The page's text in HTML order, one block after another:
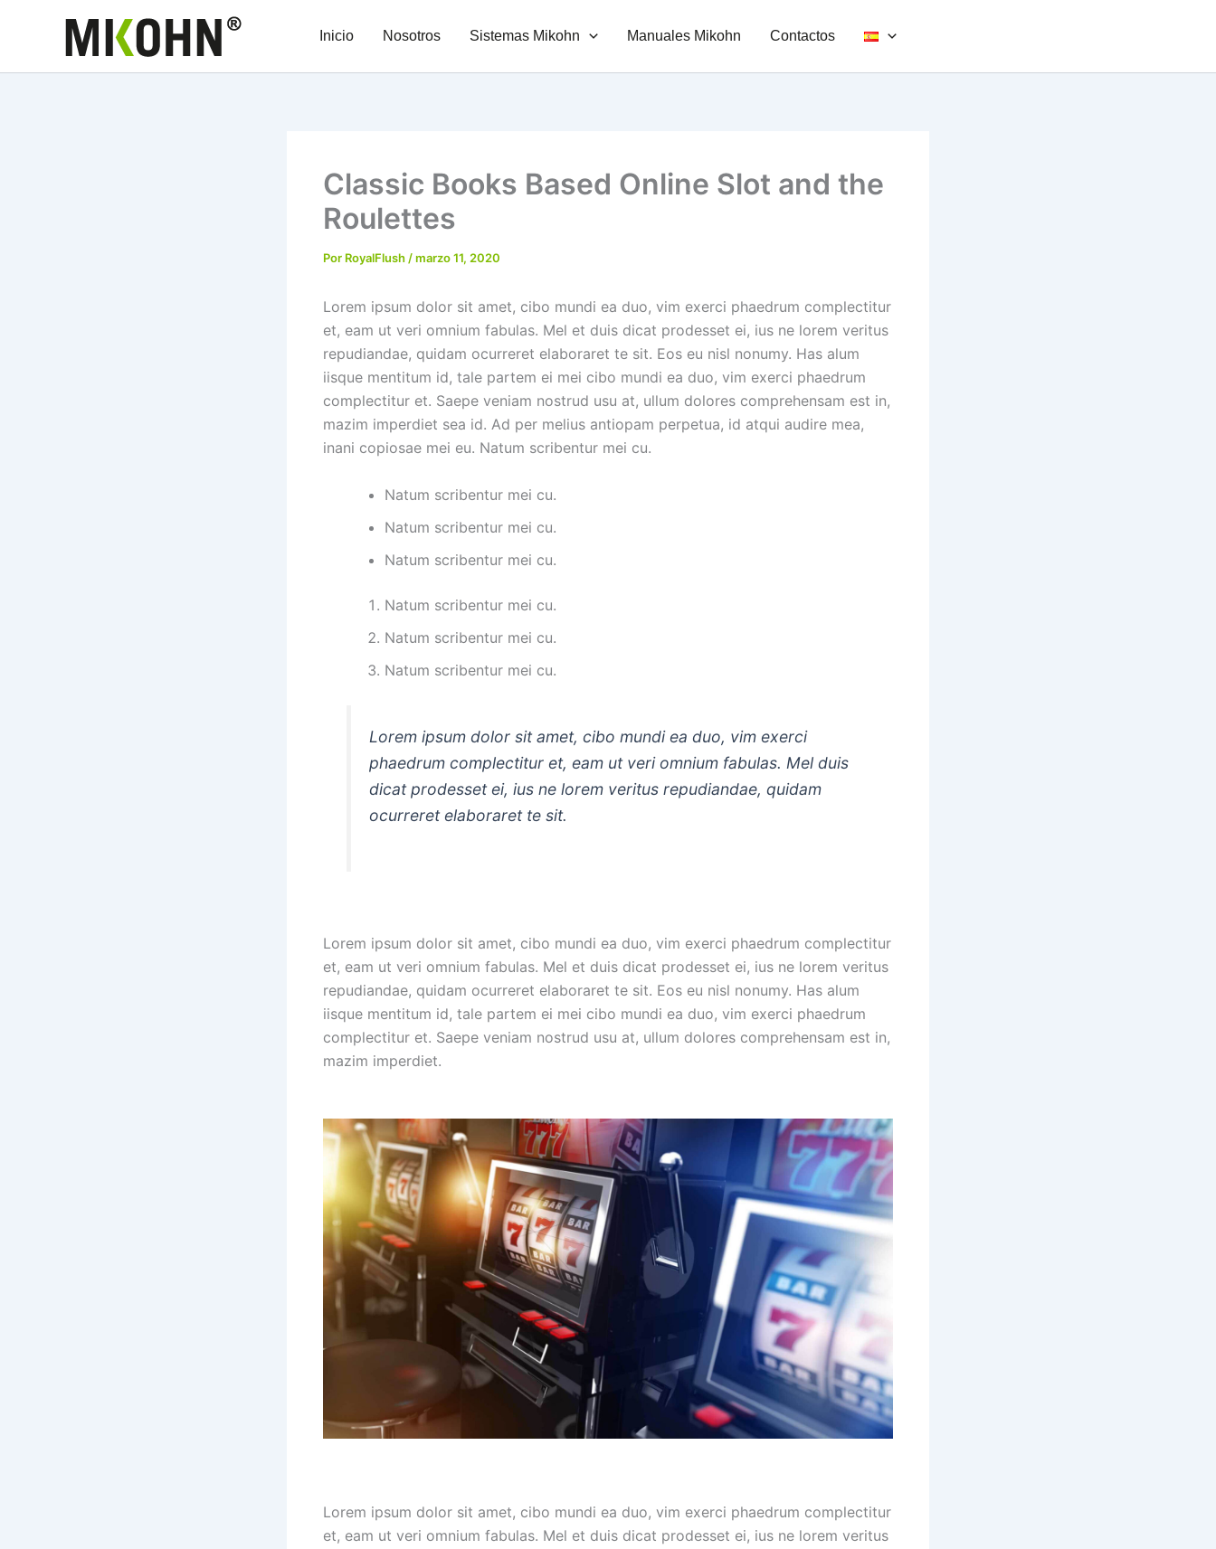
contenido
Inicio Nosotros Sistemas Mikohn Manuales Mikohn Contactos
Classic Books Based Online Slot and the
Roulettes
Por RoyalFlush /marzo 11, 2020
Lorem ipsum dolor sit amet, cibo mundi ea duo, vim exerci phaedrum complectitur
et, eam ut veri omnium fabulas. Mel et duis dicat prodesset ei, ius ne lorem veritus
repudiandae, quidam ocurreret elaboraret te sit. Eos eu nisl nonumy. Has alum
iisque mentitum id, tale partem ei mei cibo mundi ea duo, vim exerci phaedrum
complectitur et. Saepe veniam nostrud usu at, ullum dolores comprehensam est in,
mazim imperdiet sea id. Ad per melius antiopam perpetua, id atqui audire mea,
inani copiosae mei eu. Natum scribentur mei cu.
Natum scribentur mei cu.
Natum scribentur mei cu.
Natum scribentur mei cu.
Natum scribentur mei cu.
Natum scribentur mei cu.
Natum scribentur mei cu.
Lorem ipsum dolor sit amet, cibo mundi ea duo, vim exerci
phaedrum complectitur et, eam ut veri omnium fabulas. Mel duis
dicat prodesset ei, ius ne lorem veritus repudiandae, quidam
ocurreret elaboraret te sit.
Lorem ipsum dolor sit amet, cibo mundi ea duo, vim exerci phaedrum complectitur
et, eam ut veri omnium fabulas. Mel et duis dicat prodesset ei, ius ne lorem veritus
repudiandae, quidam ocurreret elaboraret te sit. Eos eu nisl nonumy. Has alum
iisque mentitum id, tale partem ei mei cibo mundi ea duo, vim exerci phaedrum
complectitur et. Saepe veniam nostrud usu at, ullum dolores comprehensam est in,
mazim imperdiet.
Lorem ipsum dolor sit amet, cibo mundi ea duo, vim exerci phaedrum complectitur
et, eam ut veri omnium fabulas. Mel et duis dicat prodesset ei, ius ne lorem veritus